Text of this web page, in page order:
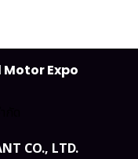
Expo
CO., LTD.